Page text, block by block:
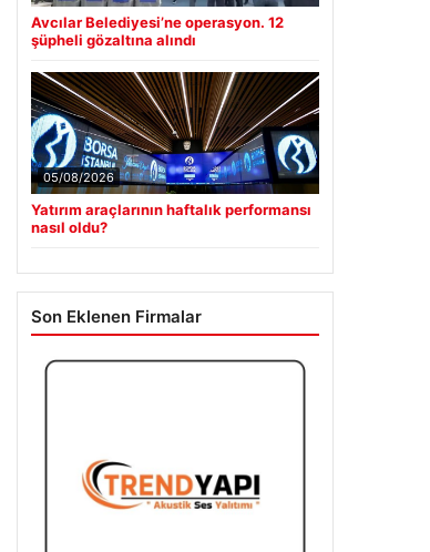
Avcılar Belediyesi’ne operasyon. 12
şüpheli gözaltına alındı
05/08/2026
Yatırım araçlarının haftalık performansı
nasıl oldu?
Son Eklenen Firmalar